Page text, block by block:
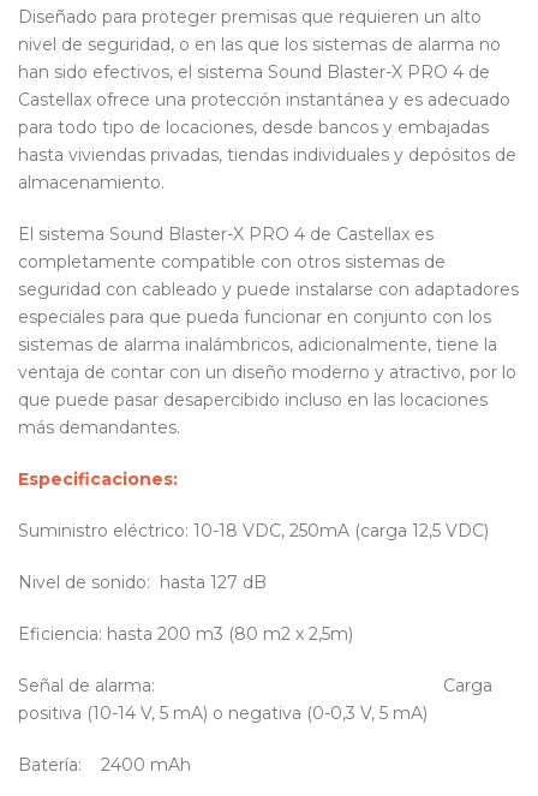
Diseñado para proteger premisas que requieren un alto
nivel de seguridad, o en las que los sistemas de alarma no
han sido efectivos, el sistema Sound Blaster-X PRO 4 de
Castellax ofrece una protección instantánea y es adecuado
para todo tipo de locaciones, desde bancos y embajadas
hasta viviendas privadas, tiendas individuales y depósitos de
almacenamiento.
El sistema Sound Blaster-X PRO 4 de Castellax es
completamente compatible con otros sistemas de
seguridad con cableado y puede instalarse con adaptadores
especiales para que pueda funcionar en conjunto con los
sistemas de alarma inalámbricos, adicionalmente, tiene la
ventaja de contar con un diseño moderno y atractivo, por lo
que puede pasar desapercibido incluso en las locaciones
más demandantes.
Especificaciones:
Suministro eléctrico: 10-18 VDC, 250mA (carga 12,5 VDC)
Nivel de sonido: hasta 127 dB
Eficiencia: hasta 200 m3 (80 m2 x 2,5m)
Señal de alarma: Carga
positiva (10-14 V, 5 mA) o negativa (0-0,3 V, 5 mA)
Batería: 2400 mAh